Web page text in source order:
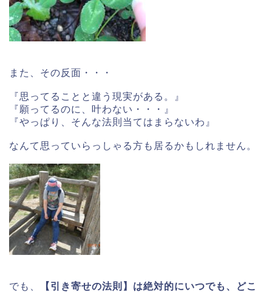
また、その反面・・・
『思ってることと違う現実がある。』
『願ってるのに、叶わない・・・』
『やっぱり、そんな法則当てはまらないわ』
なんて思っていらっしゃる方も居るかもしれません。
でも、
【引き寄せの法則】は絶対的にいつでも、どこ